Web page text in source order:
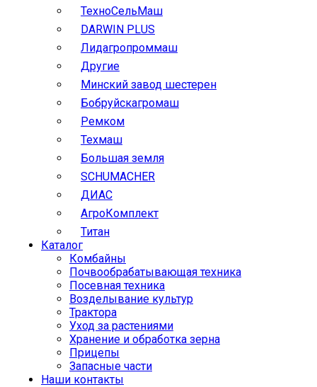
ТехноСельМаш
DARWIN PLUS
Лидагропроммаш
Другие
Минский завод шестерен
Бобруйскагромаш
Ремком
Техмаш
Большая земля
SCHUMACHER
ДИАС
АгроКомплект
Титан
Каталог
Комбайны
Почвообрабатывающая техника
Посевная техника
Возделывание культур
Трактора
Уход за растениями
Хранение и обработка зерна
Прицепы
Запасные части
Наши контакты